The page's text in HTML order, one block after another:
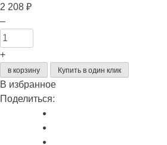
2 208 ₽
Количество
товара
Термопечатающий
механизм
APS
SS205-
V4-
–
+
в корзину Купить в один клик
В избранное
Поделиться: